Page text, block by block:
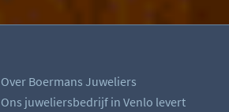
Over Boermans Juweliers
Ons juweliersbedrijf in Venlo levert